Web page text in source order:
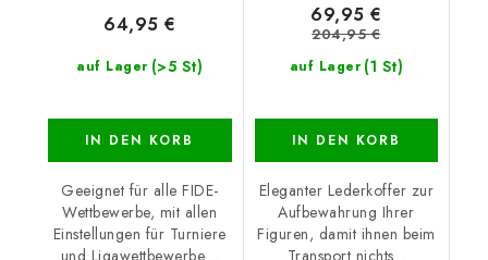
auf Lager (>5 St)
64,95 €
IN DEN KORB
Geeignet für alle FIDE-
Wettbewerbe, mit allen
Einstellungen für Turniere
auf Lager (1 St)
69,95 €
204,95 €
IN DEN KORB
Eleganter Lederkoffer zur
Aufbewahrung Ihrer
Figuren, damit ihnen beim